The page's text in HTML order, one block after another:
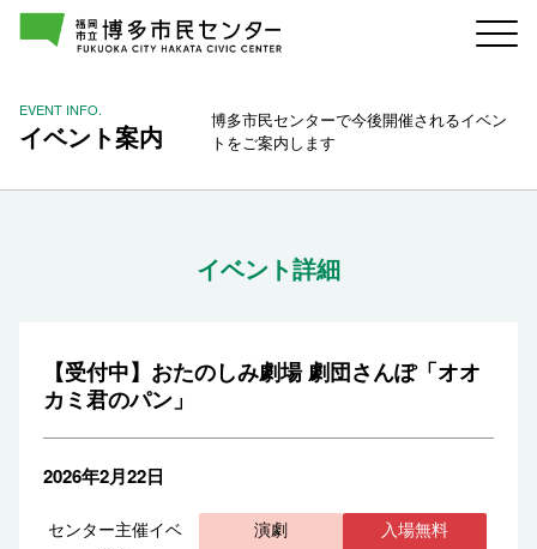
EVENT INFO.
イベント案内
博多市民センターで今後開催されるイベン
トをご案内します
イベント詳細
【受付中】おたのしみ劇場 劇団さんぽ「オオ
カミ君のパン」
2026年2月22日
センター主催イベ
演劇 入場無料